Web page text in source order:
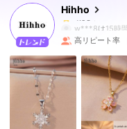
Hihho
4.93
120K フ
w***8は15時
4.93 120K
120K
高リピート率